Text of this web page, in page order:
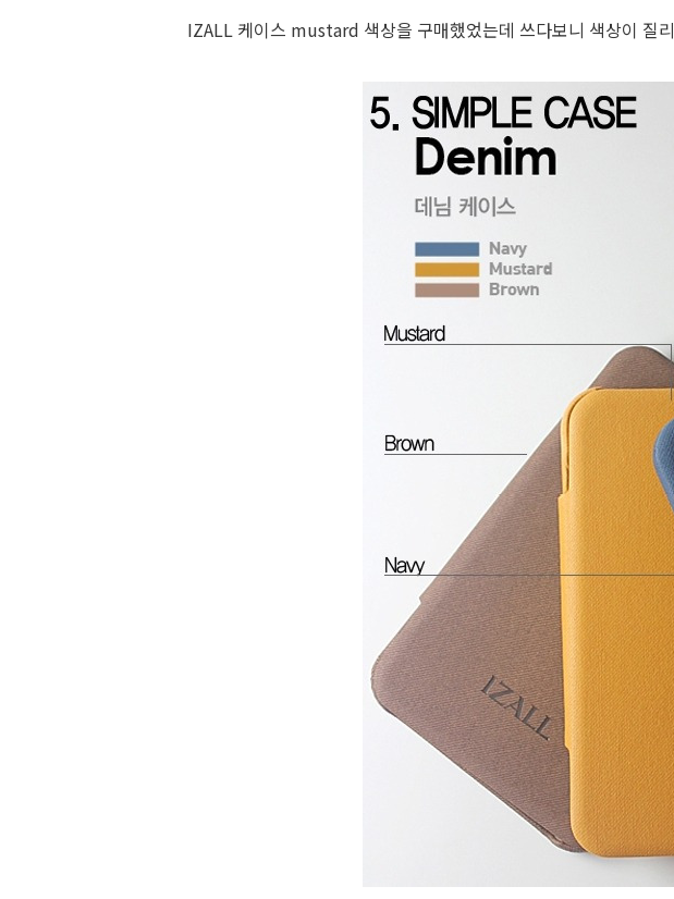
IZALL 케이스 mustard 색상을 구매했었는데 쓰다보니 색상이 질